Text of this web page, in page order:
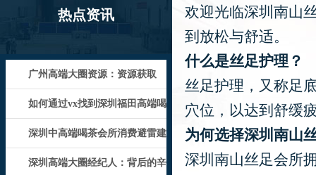
热点资讯
‌广州高端大圈资源‌：资源获取
的“人如何通过vx找到深圳福田高端喝
茶资源深圳中高端喝茶会所消费避雷建
深圳高端大圈经纪人：背后的辛
欢迎光临深圳南山
到放松与舒适。
什么是丝足护理？
丝足护理，又称足
穴位，以达到舒缓
为何选择深圳南山
深圳南山丝足会所